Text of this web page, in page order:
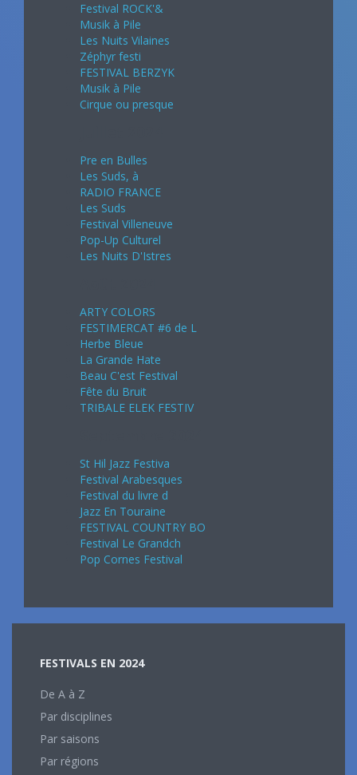
Festival ROCK'&
Musik à Pile
Les Nuits Vilaines
Zéphyr festi
FESTIVAL BERZYK
Musik à Pile
Cirque ou presque
Pre en Bulles
Les Suds, à
RADIO FRANCE
Les Suds
Festival Villeneuve
Pop-Up Culturel
Les Nuits D'Istres
ARTY COLORS
FESTIMERCAT #6 de L
Herbe Bleue
La Grande Hate
Beau C'est Festival
Fête du Bruit
TRIBALE ELEK FESTIV
St Hil Jazz Festiva
Festival Arabesques
Festival du livre d
Jazz En Touraine
FESTIVAL COUNTRY BO
Festival Le Grandch
Pop Cornes Festival
FESTIVALS EN 2024
De A à Z
Par disciplines
Par saisons
Par régions